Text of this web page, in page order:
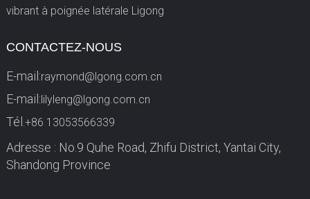
vibrant à poignée latérale Ligong
CONTACTEZ-NOUS
E-mail:raymond@lgong.com.cn
E-mail:lilyleng@lgong.com.cn
Tél. +86 13053566339
Adresse : No.9 Quhe Road, Zhifu District, Yantai City,
Shandong Province